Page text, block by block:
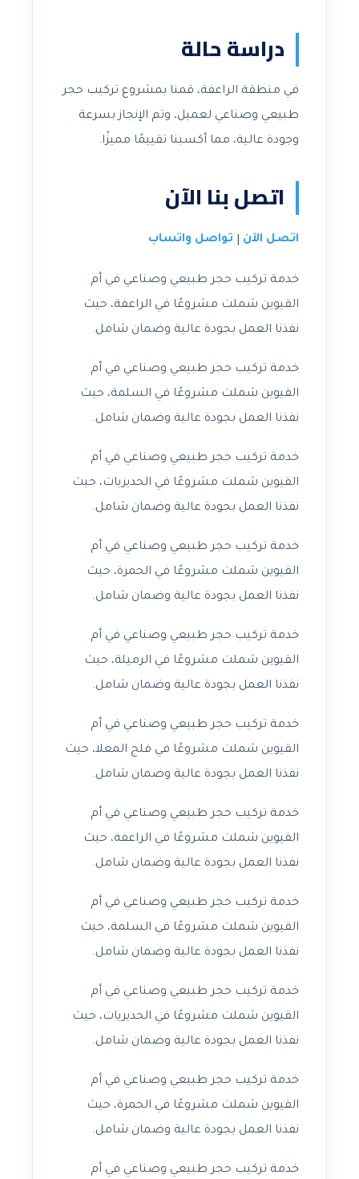
دراسة حالة
في منطقة الراعفة، قمنا بمشروع تركيب حجر
طبيعي وصناعي لعميل، وتم الإنجاز بسرعة
وجودة عالية، مما أكسبنا تقييمًا مميزًا.
اتصل بنا الآن
اتصل الآن تواصل واتساب
خدمة تركيب حجر طبيعي وصناعي في أم
القيوين شملت مشروعًا في الراعفة، حيث
نفذنا العمل بجودة عالية وضمان شامل.
خدمة تركيب حجر طبيعي وصناعي في أم
القيوين شملت مشروعًا في السلمة، حيث
نفذنا العمل بجودة عالية وضمان شامل.
خدمة تركيب حجر طبيعي وصناعي في أم
القيوين شملت مشروعًا في الحديريات، حيث
نفذنا العمل بجودة عالية وضمان شامل.
خدمة تركيب حجر طبيعي وصناعي في أم
القيوين شملت مشروعًا في الحمرة، حيث
نفذنا العمل بجودة عالية وضمان شامل.
خدمة تركيب حجر طبيعي وصناعي في أم
القيوين شملت مشروعًا في الرميلة، حيث
نفذنا العمل بجودة عالية وضمان شامل.
خدمة تركيب حجر طبيعي وصناعي في أم
القيوين شملت مشروعًا في فلج المعلا، حيث
نفذنا العمل بجودة عالية وضمان شامل.
خدمة تركيب حجر طبيعي وصناعي في أم
القيوين شملت مشروعًا في الراعفة، حيث
نفذنا العمل بجودة عالية وضمان شامل.
خدمة تركيب حجر طبيعي وصناعي في أم
القيوين شملت مشروعًا في السلمة، حيث
نفذنا العمل بجودة عالية وضمان شامل.
خدمة تركيب حجر طبيعي وصناعي في أم
القيوين شملت مشروعًا في الحديريات، حيث
نفذنا العمل بجودة عالية وضمان شامل.
خدمة تركيب حجر طبيعي وصناعي في أم
القيوين شملت مشروعًا في الحمرة، حيث
نفذنا العمل بجودة عالية وضمان شامل.
خدمة تركيب حجر طبيعي وصناعي في أم